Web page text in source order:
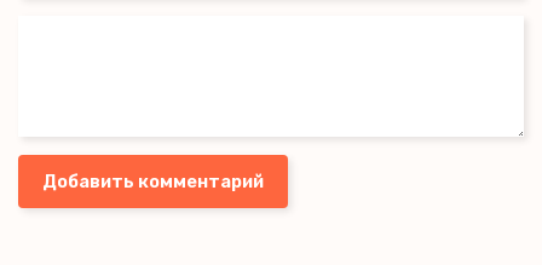
Добавить комментарий